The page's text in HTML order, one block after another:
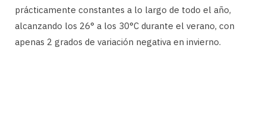
prácticamente constantes a lo largo de todo el año,
alcanzando los 26° a los 30°C durante el verano, con
apenas 2 grados de variación negativa en invierno.